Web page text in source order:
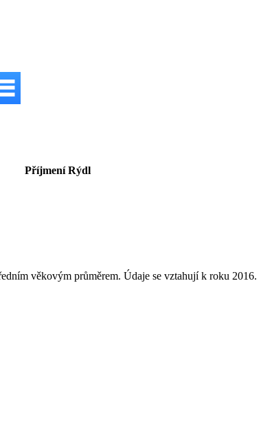
PříjmeníRýdl
věkovým průměrem. Údaje se vztahují k roku 2016.